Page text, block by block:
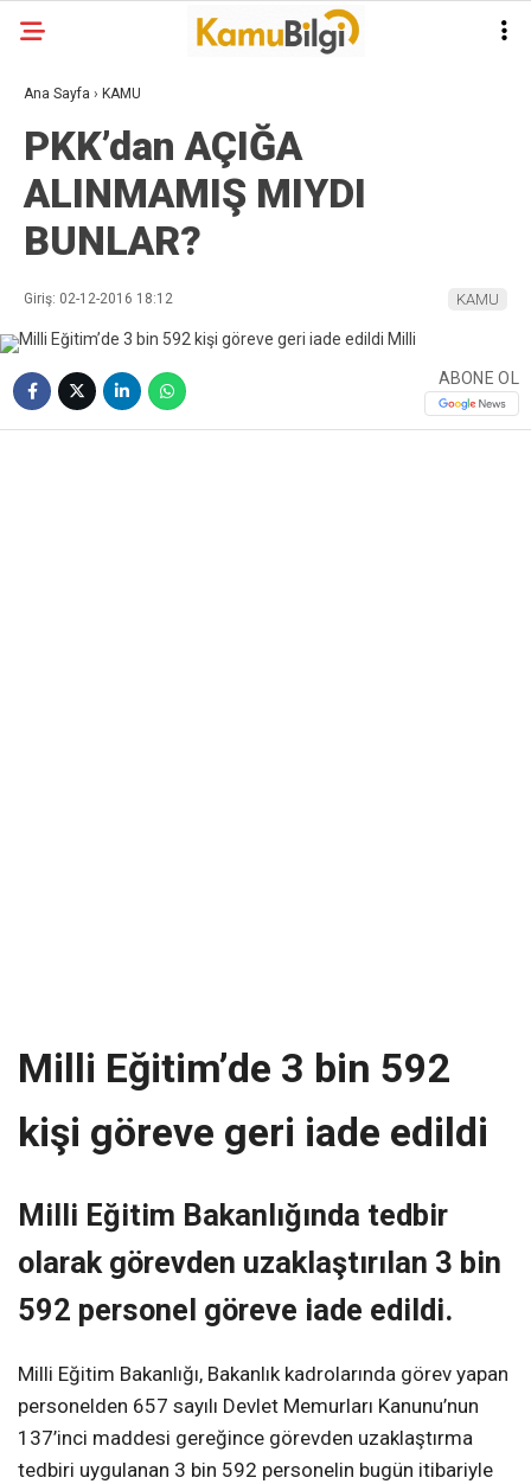
Ana Sayfa › KAMU
PKK’dan AÇIĞA
ALINMAMIŞ MIYDI
BUNLAR?
Giriş: 02-12-2016 18:12 KAMU
ABONE OL
Milli Eğitim’de 3 bin 592
kişi göreve geri iade edildi
Milli Eğitim Bakanlığında tedbir
olarak görevden uzaklaştırılan 3 bin
592 personel göreve iade edildi.
Milli Eğitim Bakanlığı, Bakanlık kadrolarında görev yapan
personelden 657 sayılı Devlet Memurları Kanunu’nun
137’inci maddesi gereğince görevden uzaklaştırma
tedbiri uygulanan 3 bin 592 personelin bugün itibariyle